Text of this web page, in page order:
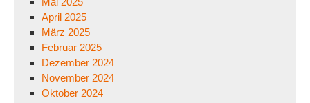
April 2025
März 2025
Februar 2025
Dezember 2024
November 2024
Oktober 2024